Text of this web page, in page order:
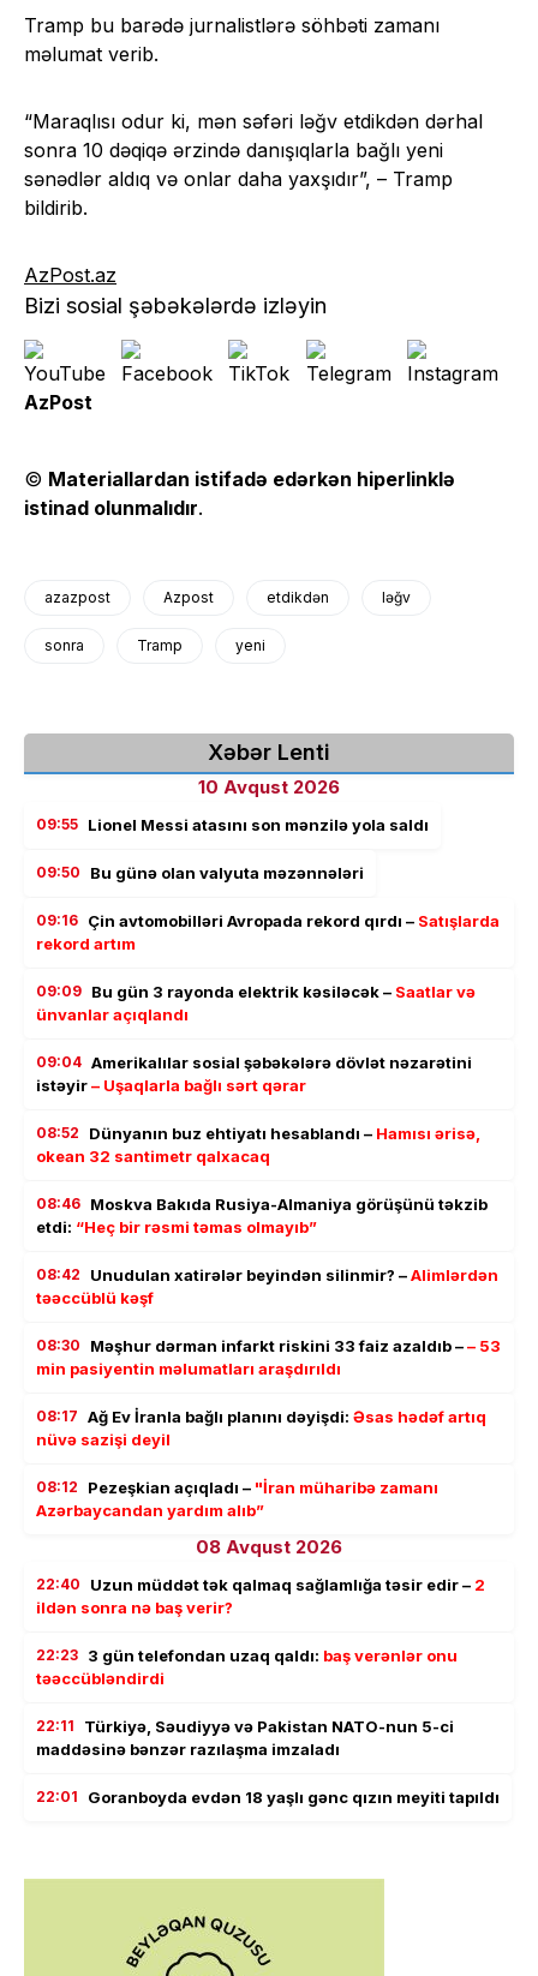
Tramp bu barədə jurnalistlərə söhbəti zamanı
məlumat verib.
“Maraqlısı odur ki, mən səfəri ləğv etdikdən dərhal
sonra 10 dəqiqə ərzində danışıqlarla bağlı yeni
sənədlər aldıq və onlar daha yaxşıdır”, – Tramp
bildirib.
AzPost.az
Bizi sosial şəbəkələrdə izləyin
AzPost
© Materiallardan istifadə edərkən hiperlinklə
istinad olunmalıdır.
azazpost Azpost etdikdən ləğv
sonra Tramp yeni
Xəbər Lenti
10 Avqust 2026
09:55 Lionel Messi atasını son mənzilə yola saldı
09:50 Bu günə olan valyuta məzənnələri
09:16 Çin avtomobilləri Avropada rekord qırdı – Satışlarda
rekord artım
09:09 Bu gün 3 rayonda elektrik kəsiləcək – Saatlar və
ünvanlar açıqlandı
09:04 Amerikalılar sosial şəbəkələrə dövlət nəzarətini
istəyir– Uşaqlarla bağlı sərt qərar
08:52 Dünyanın buz ehtiyatı hesablandı – Hamısı ərisə,
okean 32 santimetr qalxacaq
08:46 Moskva Bakıda Rusiya-Almaniya görüşünü təkzib
etdi: “Heç bir rəsmi təmas olmayıb”
08:42 Unudulan xatirələr beyindən silinmir? –Alimlərdən
təəccüblü kəşf
08:30 Məşhur dərman infarkt riskini 33 faiz azaldıb –– 53
min pasiyentin məlumatları araşdırıldı
08:17 Ağ Ev İranla bağlı planını dəyişdi: Əsas hədəf artıq
nüvə sazişi deyil
08:12 Pezeşkian açıqladı – "İran müharibə zamanı
Azərbaycandan yardım alıb”
08 Avqust 2026
22:40 Uzun müddət tək qalmaq sağlamlığa təsir edir – 2
ildən sonra nə baş verir?
22:23 3 gün telefondan uzaq qaldı: baş verənlər onu
təəccübləndirdi
22:11
Türkiyə, Səudiyyə və Pakistan NATO-nun 5-ci
maddəsinə bənzər razılaşma imzaladı
22:01 Goranboyda evdən 18 yaşlı gənc qızın meyiti tapıldı